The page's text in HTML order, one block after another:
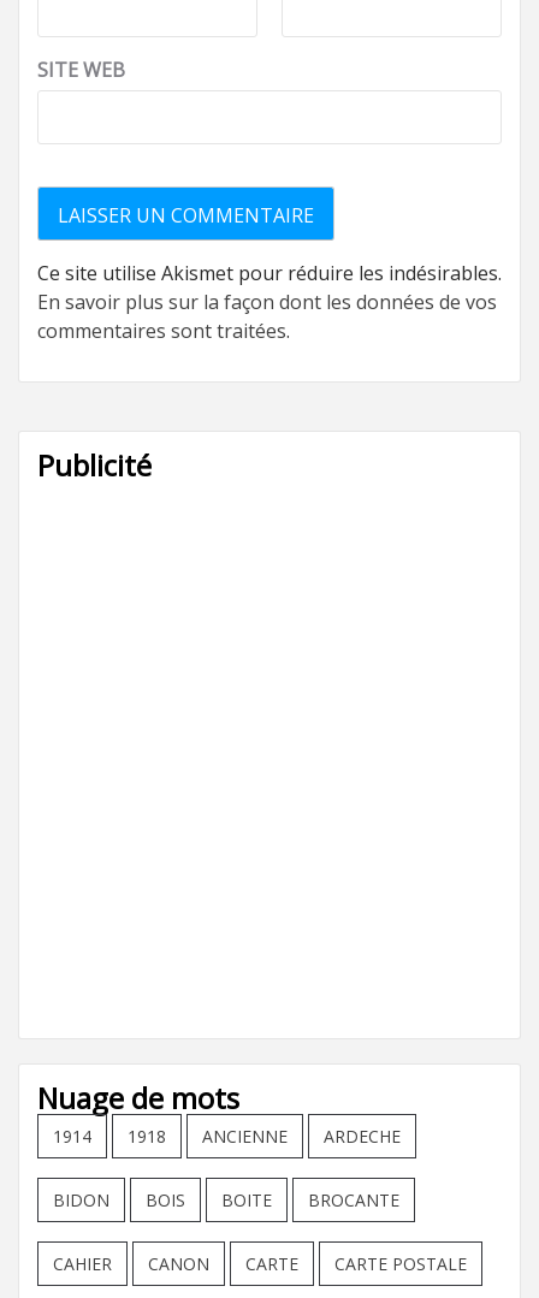
SITE WEB
Ce site utilise Akismet pour réduire les indésirables.
En savoir plus sur la façon dont les données de vos
commentaires sont traitées.
Publicité
Nuage de mots
1914 1918 ANCIENNE ARDECHE
BIDON BOIS BOITE BROCANTE
CAHIER CANON CARTE CARTE POSTALE